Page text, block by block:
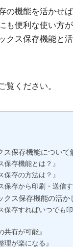
の機能を活かせ
も便利な使い方
クス保存機能と
覧ください。
ス保存機能について
保存機能とは？』
保存の方法は？』
保存から印刷・送信す
クス保存機能の活か
保存すればいつでも
共有が可能』
理が楽になる』